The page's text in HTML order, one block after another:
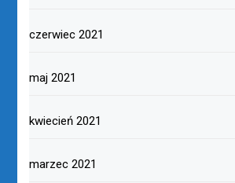
czerwiec 2021
maj 2021
kwiecień 2021
marzec 2021